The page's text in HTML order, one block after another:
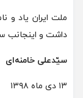
ملت ایران یاد و
داشت و اینجانب
سیّدعلی خامنه‌ای
۱۳ دی ماه ۱۳۹۸